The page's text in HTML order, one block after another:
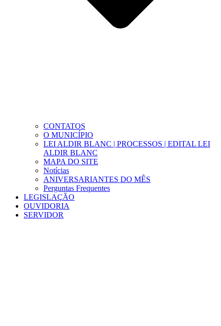
CONTATOS
O MUNICÍPIO
LEI ALDIR BLANC | PROCESSOS | EDITAL LEI
ALDIR BLANC
MAPA DO SITE
Notícias
ANIVERSARIANTES DO MÊS
Perguntas Frequentes
LEGISLAÇÃO
OUVIDORIA
SERVIDOR